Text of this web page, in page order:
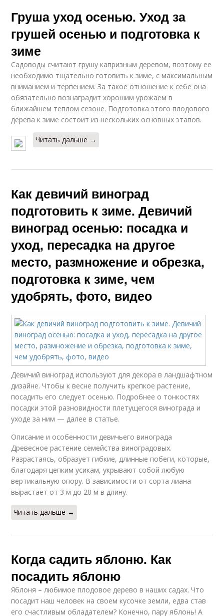
Груша уход осенью. Уход за
грушей осенью и подготовка к
зиме
Садоводы считают грушу капризным деревом, поэтому ее
необходимо тщательно готовить к зиме, с максимальным
вниманием и терпением. За такое отношение к себе она
обязательно вознаградит хорошим урожаем в
ближайшем теплом сезоне. Подготовка этого плодового
дерева к зиме состоит из нескольких основных этапов.
Читать дальше →
Как девичий виноград
подготовить к зиме. Девичий
виноград осенью: посадка и
уход, пересадка на другое
место, размножение и обрезка,
подготовка к зиме, чем
удобрять, фото, видео
Девичий виноград используют для декора в ландшафтном
дизайне. Чтобы к весне получить крепкое растение,
посадить его следует осенью. Подробнее о тонкостях
посадки этой разновидности плетущегося винограда и
уходе за ним — далее в статье.
Описание и особенности девичьего винограда
Древесное растение семейства виноградовых.
Разрастаясь, образует гибкие, длинные побеги, которые,
благодаря цепким усикам, укрывают собой любую
вертикальную опору. В зависимости от сорта лиана
вырастает от 3 м до 20 м в длину.
Читать дальше →
Когда садить яблоню. Как
посадить яблоню
Яблоня – любимое плодовое дерево в наших садах. Что
посадит наш человек на своем кусочке земли, едва став
его счастливым обладателем? Конечно, пару яблонь! А